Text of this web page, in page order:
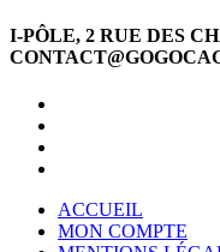
I-PÔLE, 2 RUE DES
ACCUEIL
MON COMPTE